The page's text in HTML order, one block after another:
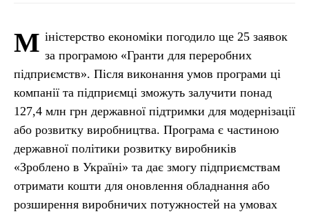
М іністерство економіки погодило ще 25 заявок
за програмою «Гранти для переробних
підприємств». Після виконання умов програми ці
компанії та підприємці зможуть залучити понад
127,4 млн грн державної підтримки для модернізації
або розвитку виробництва. Програма є частиною
державної політики розвитку виробників
«Зроблено в Україні» та дає змогу підприємствам
отримати кошти для оновлення обладнання або
розширення виробничих потужностей на умовах